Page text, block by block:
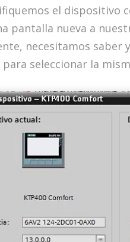
el dispositivo
pantalla nueva a
necesitamos saber
seleccionar la